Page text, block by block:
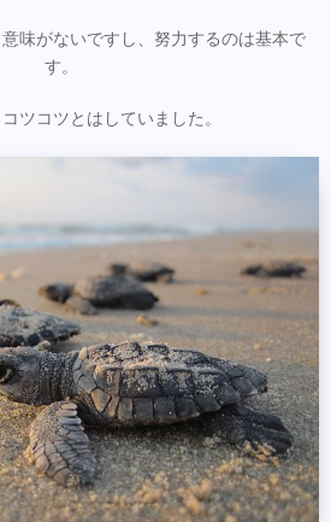
味がないですし、努力するのは基本で
す。
ツコツとはしていました。